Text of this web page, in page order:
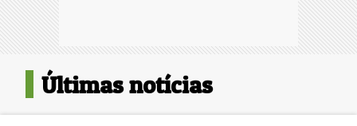
Últimas notícias